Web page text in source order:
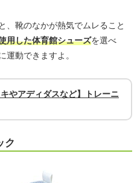
、靴のなかが熱気でムレること
用した体育館シューズを選べ
運動できますよ。
やアディダスなど】トレーニ
ク